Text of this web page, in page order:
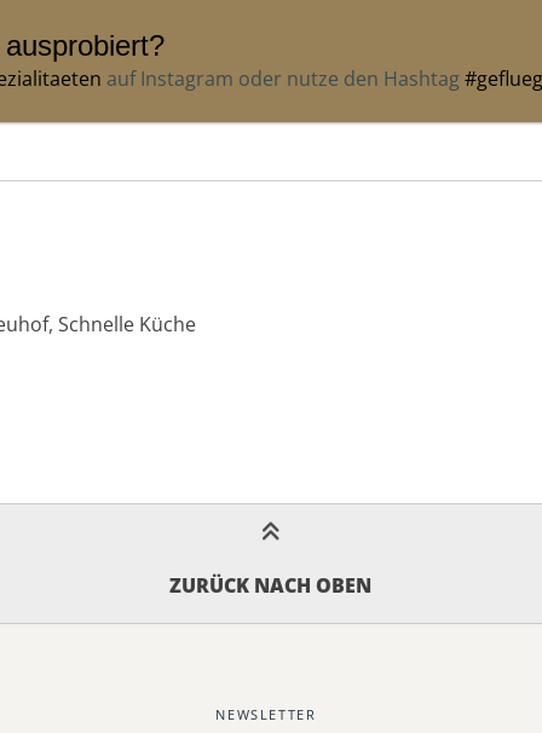
auf Instagram oder nutze den Hashtag
, Schnelle Küche
ZURÜCK NACH OBEN
NEWSLETTER